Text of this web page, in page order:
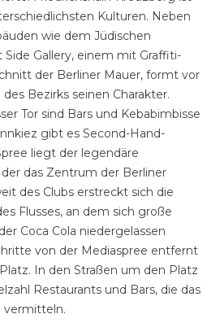
Kulturen. Neben
wie dem Jüdischen
Gallery, einem mit Graffiti-
der Berliner Mauer, formt vor
Bezirks seinen Charakter.
Tor sind Bars und Kebabimbisse
gibt es Second-Hand-
liegt der legendäre
das Zentrum der Berliner
des Clubs erstreckt sich die
Flusses, an dem sich große
Coca Cola niedergelassen
von der Mediaspree entfernt
In den Straßen um den Platz
Restaurants und Bars, die das
vermitteln.